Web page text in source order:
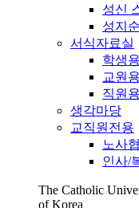
성신
성지
서식자료실
학생용
교원용
직원용
생각마당
교직원전용
노사
인사/
The Catholic
of Korea